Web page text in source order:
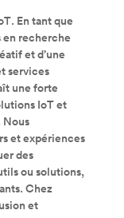
En tant que
en recherche
et d’une
services
une forte
IoT et
Nous
et expériences
des
ou solutions,
Chez
et